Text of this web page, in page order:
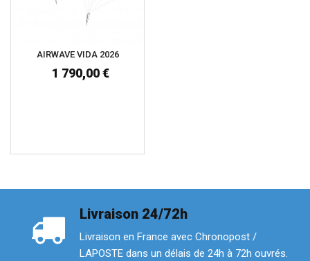
AIRWAVE VIDA 2026
1 790,00 €
Livraison 24/72h
Livraison en France avec Chronopost /
LAPOSTE dans un délais de 24h à 72h ouvrés.